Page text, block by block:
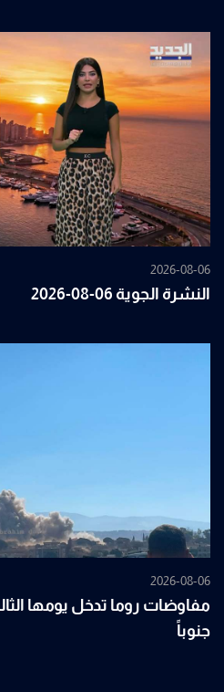
2026-08-06
النشرة الجوية 06-08-2026
2026-08-06
مفاوضات روما تدخل يومها
جنوباً